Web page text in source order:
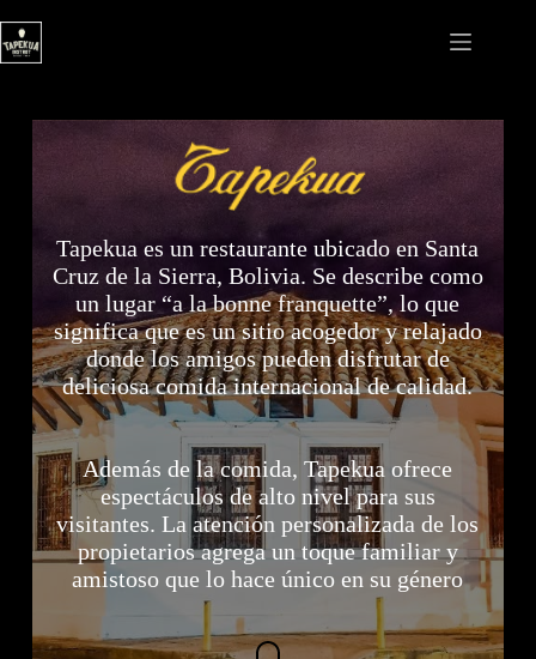
al
contenido
Tapekua es un restaurante ubicado en Santa
Cruz de la Sierra, Bolivia. Se describe como
un lugar “a la bonne franquette”, lo que
significa que es un sitio acogedor y relajado
donde los amigos pueden disfrutar de
deliciosa comida internacional de calidad.
Además de la comida, Tapekua ofrece
espectáculos de alto nivel para sus
visitantes. La atención personalizada de los
propietarios agrega un toque familiar y
amistoso que lo hace único en su género